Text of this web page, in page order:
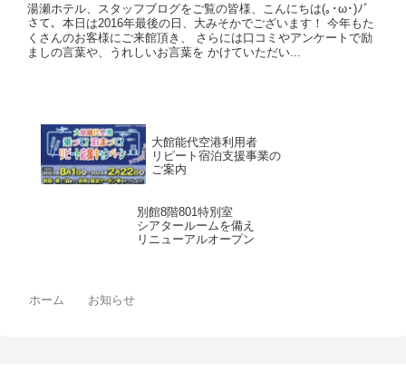
湯瀬ホテル、スタッフブログをご覧の皆様、こんにちは(｡･ω･)ﾉﾞ
さて、本日は2016年最後の日、大みそかでございます！ 今年もた
くさんのお客様にご来館頂き、 さらには口コミやアンケートで励
ましの言葉や、うれしいお言葉を かけていただい...
大館能代空港利用者
リピート宿泊支援事業の
ご案内
別館8階801特別室
シアタールームを備え
リニューアルオープン
ホーム お知らせ